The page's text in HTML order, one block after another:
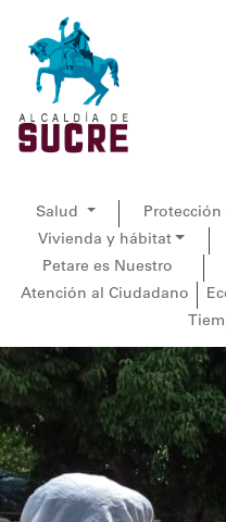
Salud
Vivienda y hábitat
Petare es Nuestro
Atención al Ciudadano